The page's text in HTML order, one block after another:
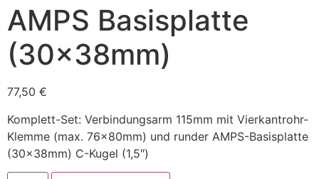
AMPS Basisplatte
(30x38mm)
77,50 €
Komplett-Set: Verbindungsarm 115mm mit Vierkantrohr-
Klemme (max. 76x80mm) und runder AMPS-Basisplatte
(30x38mm) C-Kugel (1,5″)